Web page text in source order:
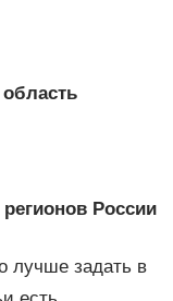
России
лучше задать в